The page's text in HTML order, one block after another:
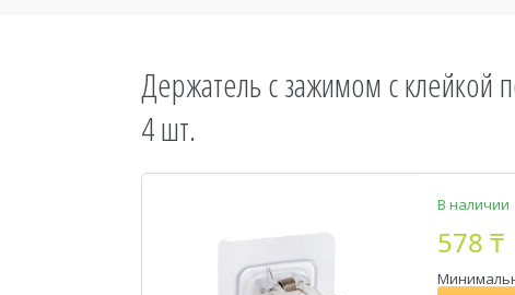
Держатель с зажимом с клейкой
4 шт.
В наличии
578 ₸